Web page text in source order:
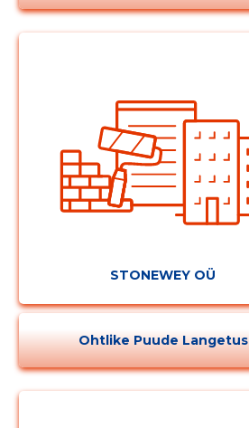
STONEWEY OÜ
Ohtlike Puude Langetus